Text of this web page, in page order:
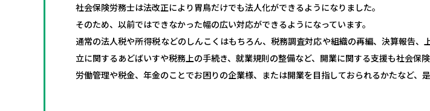
社会保険労務士は法改正により胃鳥だけでも法人化ができるようになりました。
そのため、以前ではできなかった幅の広い対応ができるようになっています。
通常の法人税や所得税などのしんこくはもちろん、税務調査対応や組織の再編、決算報告
立に関するあどばいすや税務上の手続き、就業規則の整備など、開業に関する支援も社会保険
労働管理や税金、年金のことでお困りの企業様、または開業を目指しておられるかたなど、